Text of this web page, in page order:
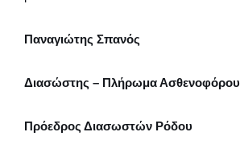
Παναγιώτης Σπανός
Διασώστης – Πλήρωμα Ασθενοφόρου
Πρόεδρος Διασωστών Ρόδου